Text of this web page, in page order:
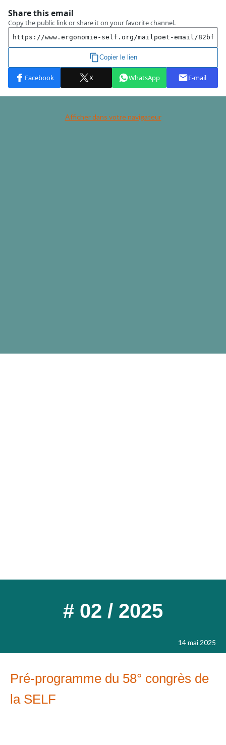
Afficher dans votre navigateur
# 02 / 2025
14 mai 2025
Pré-programme du 58° congrès de
la SELF